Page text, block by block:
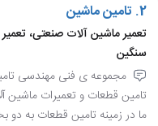
2. تامین ماشین
تعمیر ماشین آلات صنعتی،
سنگین
مجموعه ی فنی مهندسی
تامین قطعات و تعمیرات ماشین
ما در زمینه تامین قطعات به